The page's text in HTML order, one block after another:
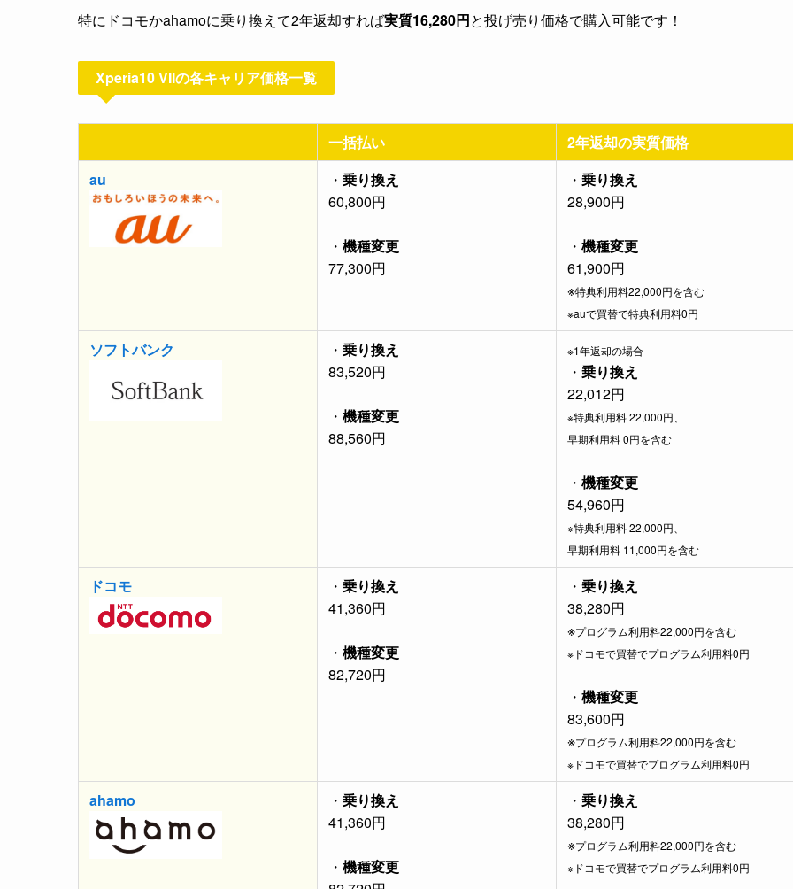
特にドコモかahamoに乗り換えて2年返却すれば実質16,280円と投げ売り価格で購入可能です！
Xperia10 VIIの各キャリア価格一覧
一括払い
2年返却の実質価格
au
・ 乗り換え
60,800円
・ 機種変更
77,300円
・ 乗り換え
28,900円
・ 機種変更
61,900円
※特典利用料22,000円を含む
※auで買替で特典利用料0円
ソフトバンク ・ 乗り換え
83,520円
・ 機種変更
88,560円
※1年返却の場合
・ 乗り換え
22,012円
※特典利用料 22,000円、
早期利用料 0円を含む
・ 機種変更
54,960円
※特典利用料 22,000円、
早期利用料 11,000円を含む
ドコモ ・ 乗り換え
41,360円
・ 機種変更
82,720円
・ 乗り換え
38,280円
※プログラム利用料22,000円を含む
※ドコモで買替でプログラム利用料0円
・ 機種変更
83,600円
※プログラム利用料22,000円を含む
※ドコモで買替でプログラム利用料0円
ahamo ・ 乗り換え
41,360円
・ 機種変更
・ 乗り換え
38,280円
※プログラム利用料22,000円を含む
※ドコモで買替でプログラム利用料0円